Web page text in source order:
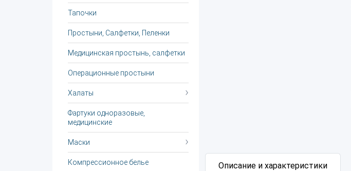
Тапочки
Простыни, Салфетки, Пеленки
Медицинская простынь, салфетки
Операционные простыни
Халаты
Фартуки одноразовые,
медицинские
Маски
Компрессионное белье Описание и характеристики